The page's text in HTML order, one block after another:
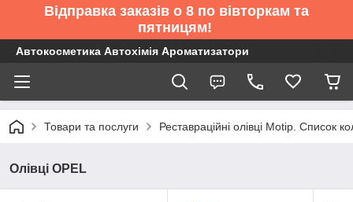
Відправка заказів о 8 по вівторкам та
пятницям!
Автокосметика Автохімія Ароматизатори
Товари та послуги Реставраційні олівці Motip. Список
Олівці OPEL